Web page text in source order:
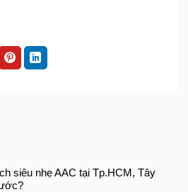
siêu nhẹ AAC tại Tp.HCM, Tây